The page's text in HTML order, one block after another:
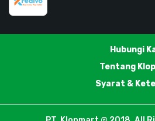
Hubungi
Tentang
Syarat &